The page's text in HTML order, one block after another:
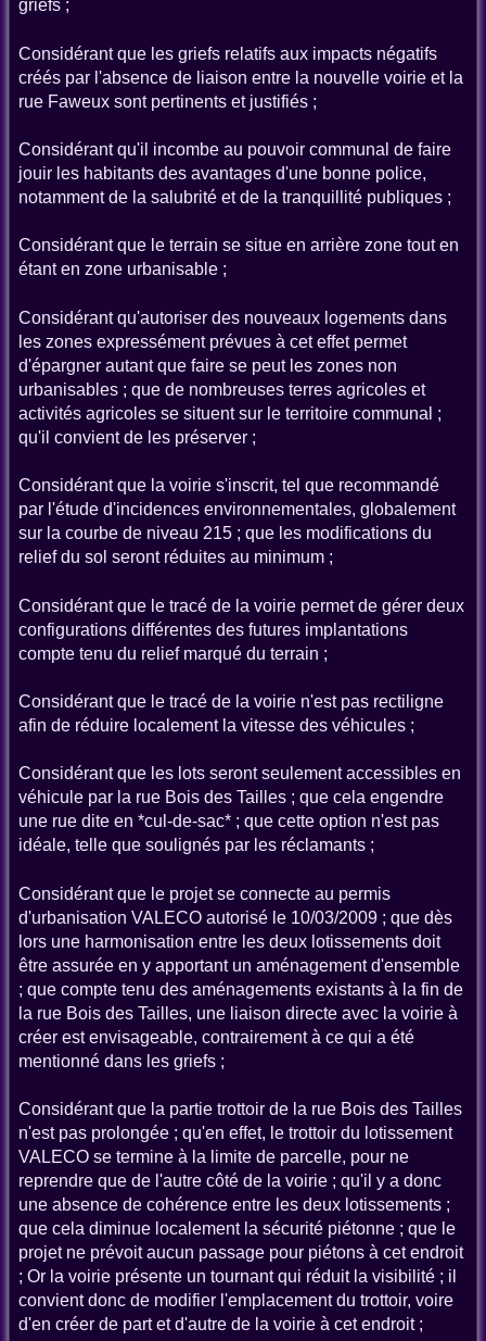
griefs ;
Considérant que les griefs relatifs aux impacts négatifs
créés par l'absence de liaison entre la nouvelle voirie et la
rue Faweux sont pertinents et justifiés ;
Considérant qu'il incombe au pouvoir communal de faire
jouir les habitants des avantages d'une bonne police,
notamment de la salubrité et de la tranquillité publiques ;
Considérant que le terrain se situe en arrière zone tout en
étant en zone urbanisable ;
Considérant qu'autoriser des nouveaux logements dans
les zones expressément prévues à cet effet permet
d'épargner autant que faire se peut les zones non
urbanisables ; que de nombreuses terres agricoles et
activités agricoles se situent sur le territoire communal ;
qu'il convient de les préserver ;
Considérant que la voirie s'inscrit, tel que recommandé
par l'étude d'incidences environnementales, globalement
sur la courbe de niveau 215 ; que les modifications du
relief du sol seront réduites au minimum ;
Considérant que le tracé de la voirie permet de gérer deux
configurations différentes des futures implantations
compte tenu du relief marqué du terrain ;
Considérant que le tracé de la voirie n'est pas rectiligne
afin de réduire localement la vitesse des véhicules ;
Considérant que les lots seront seulement accessibles en
véhicule par la rue Bois des Tailles ; que cela engendre
une rue dite en *cul-de-sac* ; que cette option n'est pas
idéale, telle que soulignés par les réclamants ;
Considérant que le projet se connecte au permis
d'urbanisation VALECO autorisé le 10/03/2009 ; que dès
lors une harmonisation entre les deux lotissements doit
être assurée en y apportant un aménagement d'ensemble
; que compte tenu des aménagements existants à la fin de
la rue Bois des Tailles, une liaison directe avec la voirie à
créer est envisageable, contrairement à ce qui a été
mentionné dans les griefs ;
Considérant que la partie trottoir de la rue Bois des Tailles
n'est pas prolongée ; qu'en effet, le trottoir du lotissement
VALECO se termine à la limite de parcelle, pour ne
reprendre que de l'autre côté de la voirie ; qu'il y a donc
une absence de cohérence entre les deux lotissements ;
que cela diminue localement la sécurité piétonne ; que le
projet ne prévoit aucun passage pour piétons à cet endroit
; Or la voirie présente un tournant qui réduit la visibilité ; il
convient donc de modifier l'emplacement du trottoir, voire
d'en créer de part et d'autre de la voirie à cet endroit ;